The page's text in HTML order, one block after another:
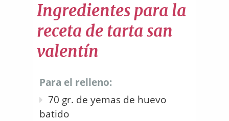
Ingredientes para la
receta de tarta san
valentín
Para el relleno:
70 gr. de yemas de huevo
batido